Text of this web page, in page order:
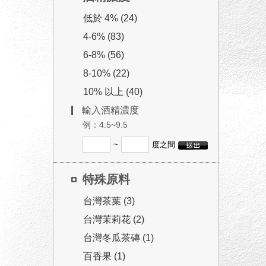
低於 4% (24)
4-6% (83)
6-8% (56)
8-10% (22)
10% 以上 (40)
輸入酒精濃度
例：4.5~9.5
~ 度之間
特殊原料
台灣茶葉 (3)
台灣茉莉花 (2)
台灣冬瓜茶磚 (1)
百香果 (1)